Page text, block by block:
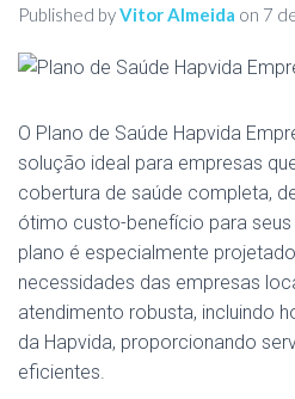
Published byVitor Almeida on 7
O Plano de Saúde Hapvida
solução ideal para empresas
cobertura de saúde completa,
ótimo custo-benefício para
plano é especialmente
necessidades das empresas
atendimento robusta, incluindo
da Hapvida, proporcionando
eficientes.